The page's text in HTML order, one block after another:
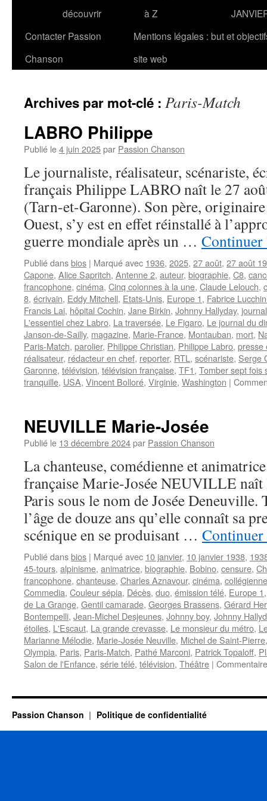
découvrir
à Z
Contacter Passion
Chanson
Mentions légales : but et
site web
Archives par mot-clé : Paris-Match
LABRO Philippe
Publié le4 juin 2025par Passion Chanson
Le journaliste, réalisateur, scénariste,
français Philippe LABRO naît le 27
(Tarn-et-Garonne). Son père,
Ouest, s’y est en effet réinstallé à
guerre mondiale après un …
Publié dansbios | Marqué avec 1936, 2025, 27 août, 27 août
Capone, Alice Sapritch, Antenne 2, auteur, biographie, C8,
francophone, cinéma, Cinq colonnes à la une, Claude Lelouch,
8, écrivain, Eddy Mitchell, Etats-Unis, Europe 1, Fabrice
Francis Lai, hôpital Cochin, Jane Birkin, Johnny Hallyday,
L'essentiel chez Labro, La traversée, Le Figaro, Le journal du
Janson-de-Sailly, magazine, Marie-France, Montauban, mort,
Paris-Match, parolier, Philippe Christian, Philippe Labro, presse
réalisateur, rédacteur en chef, reporter, RTL , scénariste, Serge
Garonne, télévision, télévision française, TF1, Tomber sept fois
tranquille, USA, Vincent Bolloré, Virginie, Washington |
NEUVILLE Marie-Josée
Publié le 13 décembre 2024par Passion Chanson
La chanteuse, comédienne et
française Marie-Josée NEUVILLE naît
Paris sous le nom de Josée Deneuville.
l’âge de douze ans qu’elle connaît sa
scénique en se produisant …
Publié dansbios | Marqué avec 10 janvier, 10 janvier 1938,
45-tours, alpinisme, animatrice, biographie, Bobino, censure,
francophone, chanteuse, Charles Aznavour, cinéma,
Commedia, Couleur sépia, Décès, duo, émission télé, Europe 1
de La Grange, Gentil camarade, Georges Brassens, Gérard
Bontempelli, Jean-Michel Desjeunes, Johnny boy, Johnny
étoiles, L'Escaut, La grande crevasse, Le monsieur du métro,
Marianne Mélodie, Marie-Josée Neuville, Michel de Saint-Pierre
Olympia, Paris, Paris-Match, Pathé Marconi, Patrick Topaloff,
Salon de l'Enfance, série télé, télévision, Théâtre |
Passion Chanson Politique de confidentialité